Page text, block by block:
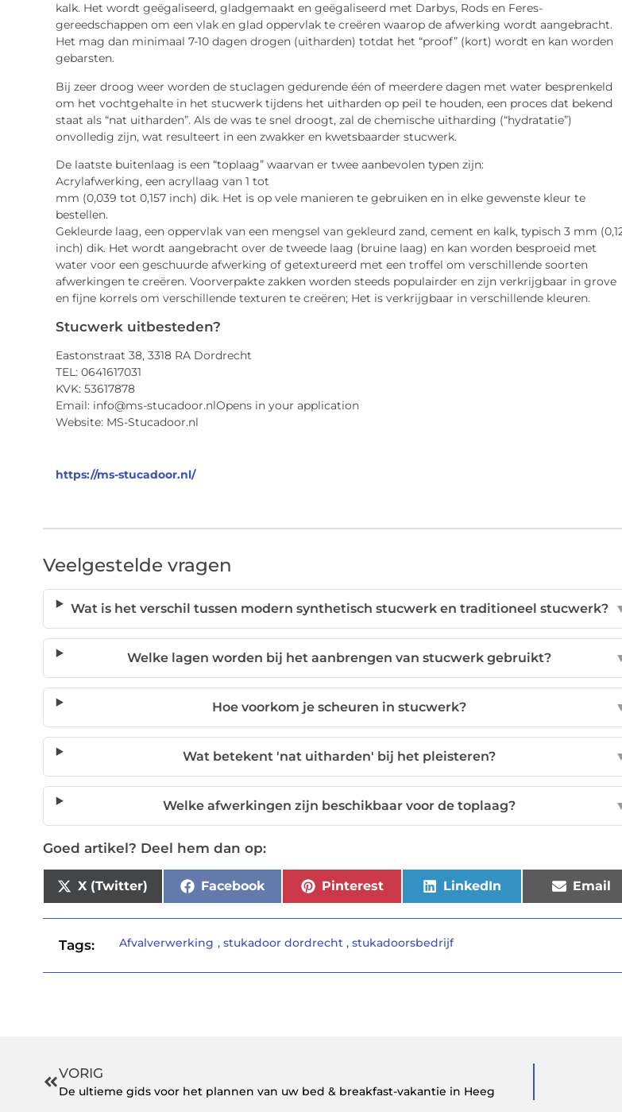
kalk. Het wordt geëgaliseerd, gladgemaakt en geëgaliseerd met Darbys, Rods en Feres-
gereedschappen om een ​​vlak en glad oppervlak te creëren waarop de afwerking wordt aangebracht.
Het mag dan minimaal 7-10 dagen drogen (uitharden) totdat het “proof” (kort) wordt en kan worden
gebarsten.
Bij zeer droog weer worden de stuclagen gedurende één of meerdere dagen met water besprenkeld
om het vochtgehalte in het stucwerk tijdens het uitharden op peil te houden, een proces dat bekend
staat als “nat uitharden”. Als de was te snel droogt, zal de chemische uitharding (“hydratatie”)
onvolledig zijn, wat resulteert in een zwakker en kwetsbaarder stucwerk.
De laatste buitenlaag is een “toplaag” waarvan er twee aanbevolen typen zijn:
Acrylafwerking, een acryllaag van 1 tot
mm (0,039 tot 0,157 inch) dik. Het is op vele manieren te gebruiken en in elke gewenste kleur te
bestellen.
Gekleurde laag, een oppervlak van een mengsel van gekleurd zand, cement en kalk, typisch 3 mm
inch) dik. Het wordt aangebracht over de tweede laag (bruine laag) en kan worden besproeid met
water voor een geschuurde afwerking of getextureerd met een troffel om verschillende soorten
afwerkingen te creëren. Voorverpakte zakken worden steeds populairder en zijn verkrijgbaar in grove
en fijne korrels om verschillende texturen te creëren; Het is verkrijgbaar in verschillende kleuren.
Stucwerk uitbesteden?
Eastonstraat 38, 3318 RA Dordrecht
TEL: 0641617031
KVK: 53617878
Email: info@ms-stucadoor.nlOpens in your application
Website: MS-Stucadoor.nl
https://ms-stucadoor.nl/
Veelgestelde vragen
Wat is het verschil tussen modern synthetisch stucwerk en traditioneel stucwerk?
Welke lagen worden bij het aanbrengen van stucwerk gebruikt?
Hoe voorkom je scheuren in stucwerk?
Wat betekent 'nat uitharden' bij het pleisteren?
Welke afwerkingen zijn beschikbaar voor de toplaag?
Goed artikel? Deel hem dan op:
X (Twitter) Facebook Pinterest LinkedIn Email
Tags: Afvalverwerking ,stukadoor dordrecht ,stukadoorsbedrijf
VORIG
De ultieme gids voor het plannen van uw bed & breakfast-vakantie in Heeg